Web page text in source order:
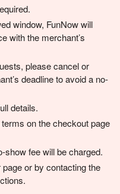
window, FunNow will
with the merchant’s
please cancel or
deadline to avoid a no-
details.
on the checkout page
show fee will be charged.
or by contacting the